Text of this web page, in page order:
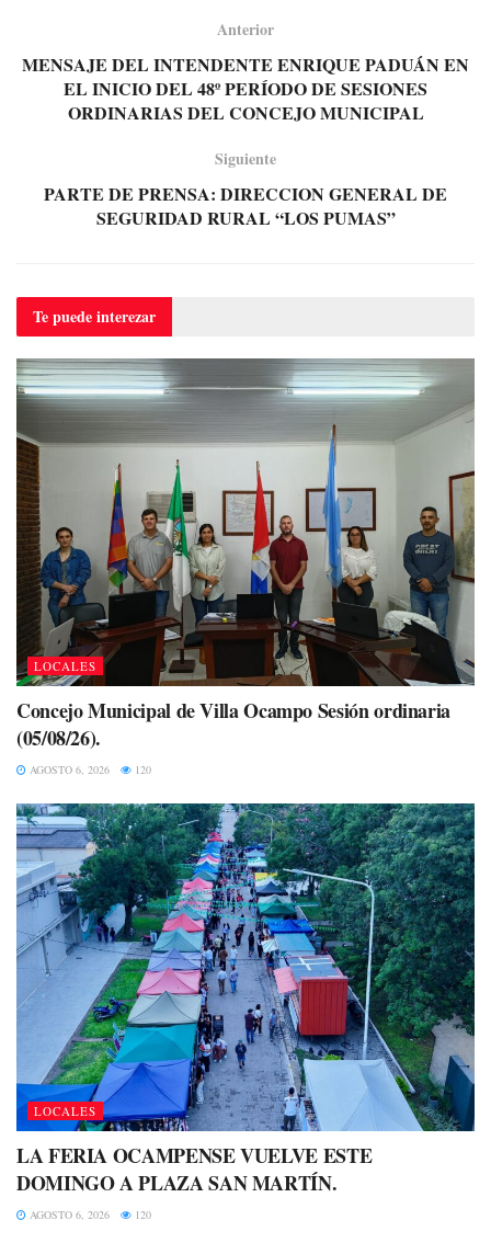
Anterior
MENSAJE DEL INTENDENTE ENRIQUE PADUÁN EN
EL INICIO DEL 48º PERÍODO DE SESIONES
ORDINARIAS DEL CONCEJO MUNICIPAL
Siguiente
PARTE DE PRENSA: DIRECCION GENERAL DE
SEGURIDAD RURAL “LOS PUMAS”
Te puedeinterezar
LOCALES
Concejo Municipal de Villa Ocampo Sesión ordinaria
(05/08/26).
AGOSTO 6, 2026 120
LOCALES
LA FERIA OCAMPENSE VUELVE ESTE
DOMINGO A PLAZA SAN MARTÍN.
AGOSTO 6, 2026 120